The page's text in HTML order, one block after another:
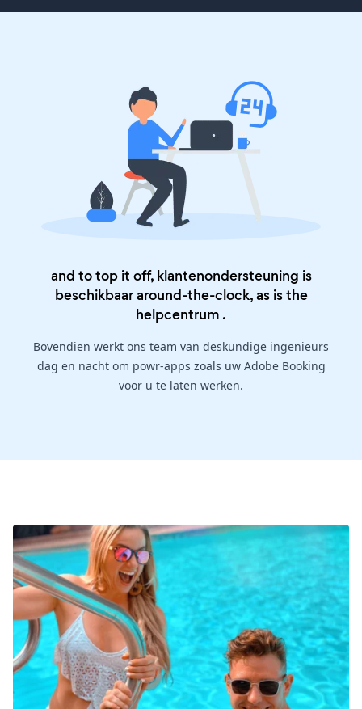
and to top it off, klantenondersteuning is
beschikbaar around-the-clock, as is the
helpcentrum .
Bovendien werkt ons team van deskundige ingenieurs
dag en nacht om powr-apps zoals uw Adobe Booking
voor u te laten werken.